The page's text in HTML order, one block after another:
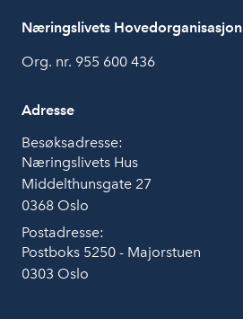
Næringslivets Hovedorganisasjon
Org. nr. 955 600 436
Adresse
Besøksadresse:
Næringslivets Hus
Middelthunsgate 27
0368 Oslo
Postadresse:
Postboks 5250 - Majorstuen
0303 Oslo